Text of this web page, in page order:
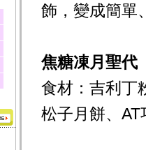
飾，變成簡單
焦糖凍月聖代
食材：吉利丁
松子月餅、